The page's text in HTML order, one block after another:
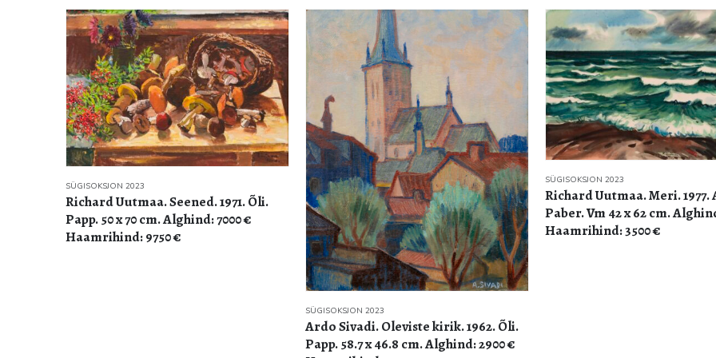
SÜGISOKSJON 2023
Richard Uutmaa. Meri. 1977. Akvarell.
Paber. Vm 42 x 62 cm. Alghind: 2000 €
Haamrihind: 3500 €
SÜGISOKSJON 2023
Tiit Pääsuke. Natüürmort